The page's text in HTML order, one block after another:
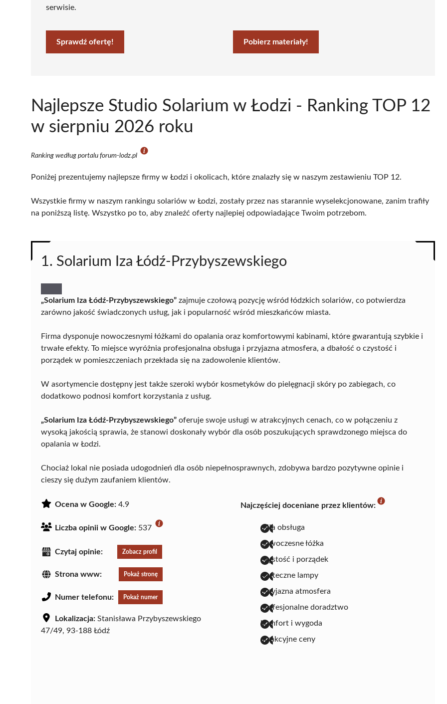
serwisie.
Sprawdź ofertę! Pobierz materiały!
Najlepsze Studio Solarium w Łodzi - Ranking TOP 12
w sierpniu 2026 roku
Ranking według portalu forum-lodz.pl
Poniżej prezentujemy najlepsze firmy w Łodzi i okolicach, które znalazły się w naszym zestawieniu TOP 12.
Wszystkie firmy w naszym rankingu solariów w Łodzi, zostały przez nas starannie wyselekcjonowane, zanim trafiły
na poniższą listę. Wszystko po to, aby znaleźć oferty najlepiej odpowiadające Twoim potrzebom.
1. Solarium Iza Łódź-Przybyszewskiego
„Solarium Iza Łódź-Przybyszewskiego” zajmuje czołową pozycję wśród łódzkich solariów, co potwierdza
zarówno jakość świadczonych usług, jak i popularność wśród mieszkańców miasta.
Firma dysponuje nowoczesnymi łóżkami do opalania oraz komfortowymi kabinami, które gwarantują szybkie i
trwałe efekty. To miejsce wyróżnia profesjonalna obsługa i przyjazna atmosfera, a dbałość o czystość i
porządek w pomieszczeniach przekłada się na zadowolenie klientów.
W asortymencie dostępny jest także szeroki wybór kosmetyków do pielęgnacji skóry po zabiegach, co
dodatkowo podnosi komfort korzystania z usług.
„Solarium Iza Łódź-Przybyszewskiego” oferuje swoje usługi w atrakcyjnych cenach, co w połączeniu z
wysoką jakością sprawia, że stanowi doskonały wybór dla osób poszukujących sprawdzonego miejsca do
opalania w Łodzi.
Chociaż lokal nie posiada udogodnień dla osób niepełnosprawnych, zdobywa bardzo pozytywne opinie i
cieszy się dużym zaufaniem klientów.
Ocena w Google: 4.9
Liczba opinii w Google: 537
Czytaj opinie: Zobacz profil
Strona www: Pokaż stronę
Numer telefonu: Pokaż numer
Lokalizacja: Stanisława Przybyszewskiego
47/49, 93-188 Łódź
Najczęściej doceniane przez klientów:
miła obsługa
nowoczesne łóżka
czystość i porządek
skuteczne lampy
przyjazna atmosfera
profesjonalne doradztwo
komfort i wygoda
atrakcyjne ceny